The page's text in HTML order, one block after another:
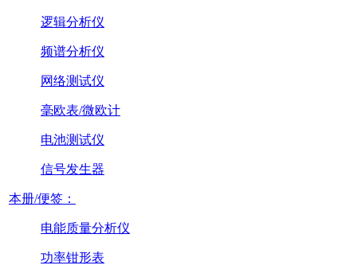
逻辑分析仪
频谱分析仪
网络测试仪
毫欧表/微欧计
电池测试仪
信号发生器
本册/便签：
电能质量分析仪
功率钳形表